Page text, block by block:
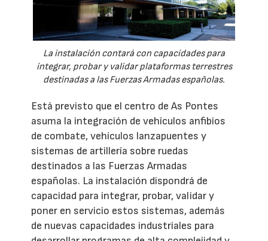
La instalación contará con capacidades para
integrar, probar y validar plataformas terrestres
destinadas a las Fuerzas Armadas españolas.
Está previsto que el centro de As Pontes
asuma la integración de vehículos anfibios
de combate, vehículos lanzapuentes y
sistemas de artillería sobre ruedas
destinados a las Fuerzas Armadas
españolas. La instalación dispondrá de
capacidad para integrar, probar, validar y
poner en servicio estos sistemas, además
de nuevas capacidades industriales para